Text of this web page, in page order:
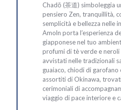
Chadō (茶道) simboleggia
pensiero Zen, tranquillità,
semplicità e bellezza nelle
Amoln porta l’esperienza
giapponese nel tuo
profumi di tè verde e
avvistati nelle tradizionali
guaiaco, chiodi di
assortiti di Okinawa,
cerimoniali di
viaggio di pace interiore e